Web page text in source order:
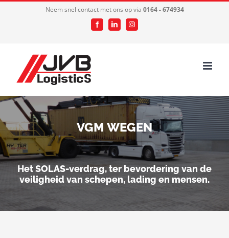
Neem snel contact met ons op via 0164 - 674934
FacebookLinkedInInstagram
VGM WEGEN
Het SOLAS-verdrag, ter bevordering van de
veiligheid van schepen, lading en mensen.